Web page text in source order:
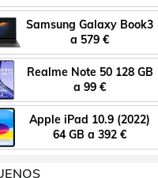
Samsung Galaxy Book3
a 579 €
Realme Note 50 128 GB
a 99 €
Apple iPad 10.9 (2022)
64 GB a 392 €